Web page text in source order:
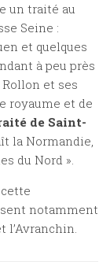
un traité au
Seine :
et quelques
à peu près
et ses
royaume et de
de Saint-
la Normandie,
du Nord ».
notamment
l’Avranchin.